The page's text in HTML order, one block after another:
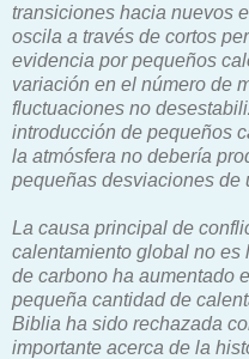
transiciones hacia nuevos
oscila a través de cortos
evidencia por pequeños
variación en el número de
fluctuaciones no
introducción de pequeños
la atmósfera no debería
pequeñas desviaciones de
La causa principal de
calentamiento global no
de carbono ha aumentado
pequeña cantidad de
Biblia ha sido rechazada
importante acerca de la